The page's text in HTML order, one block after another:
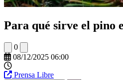
Para qué sirve el pino
0
08/12/2025 06:00
Prensa Libre